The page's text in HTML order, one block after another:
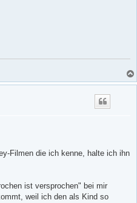
Filmen die ich kenne, halte ich ihn
ist versprochen" bei mir
weil ich den als Kind so